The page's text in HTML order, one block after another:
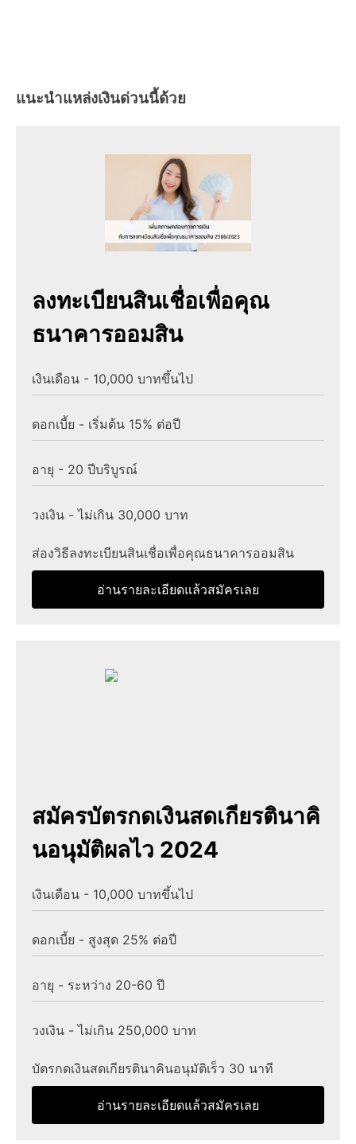
แนะนำแหล่งเงินด่วนนี้ด้วย
ลงทะเบียนสินเชื่อเพื่อคุณ
ธนาคารออมสิน
เงินเดือน - 10,000 บาทขึ้นไป
ดอกเบี้ย - เริ่มต้น 15% ต่อปี
อายุ - 20 ปีบริบูรณ์
วงเงิน - ไม่เกิน 30,000 บาท
ส่องวิธีลงทะเบียนสินเชื่อเพื่อคุณธนาคารออมสิน
อ่านรายละเอียดแล้วสมัครเลย
สมัครบัตรกดเงินสดเกียรตินาคิ
นอนุมัติผลไว 2024
เงินเดือน - 10,000 บาทขึ้นไป
ดอกเบี้ย - สูงสุด 25% ต่อปี
อายุ - ระหว่าง 20-60 ปี
วงเงิน - ไม่เกิน 250,000 บาท
บัตรกดเงินสดเกียรตินาคินอนุมัติเร็ว 30 นาที
อ่านรายละเอียดแล้วสมัครเลย